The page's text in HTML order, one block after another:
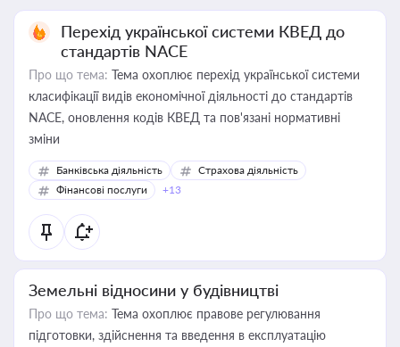
Перехід української системи КВЕД до
стандартів NACE
Про що тема: Тема охоплює перехід української системи
класифікації видів економічної діяльності до стандартів
NACE, оновлення кодів КВЕД та пов'язані нормативні
зміни
Банківська діяльність
Страхова діяльність
Фінансові послуги
+13
Земельні відносини у будівництві
Про що тема: Тема охоплює правове регулювання
підготовки, здійснення та введення в експлуатацію